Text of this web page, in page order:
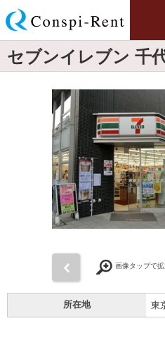
セブンイレブン 千
画像タップで
所在地 東